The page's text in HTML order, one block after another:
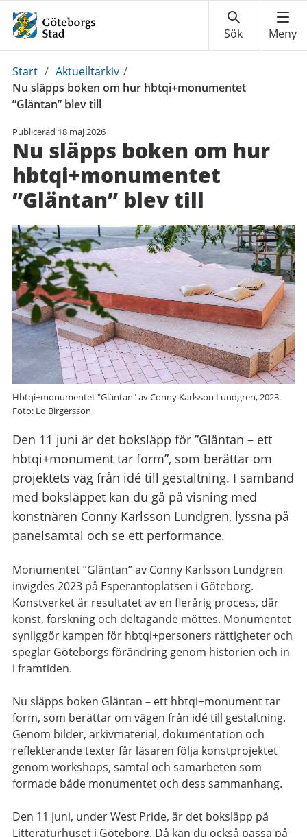
Du
är
här:
Start / Aktuelltarkiv /
Nu släpps boken om hur hbtqi+monumentet
”Gläntan” blev till
Publicerad 18 maj 2026
Nu släpps boken om hur
hbtqi+monumentet
”Gläntan” blev till
Hbtqi+monumentet "Gläntan" av Conny Karlsson Lundgren, 2023.
Foto: Lo Birgersson
Den 11 juni är det boksläpp för ”Gläntan – ett
hbtqi+monument tar form”, som berättar om
projektets väg från idé till gestaltning. I samband
med boksläppet kan du gå på visning med
konstnären Conny Karlsson Lundgren, lyssna på
panelsamtal och se ett performance.
Monumentet ”Gläntan” av Conny Karlsson Lundgren
invigdes 2023 på Esperantoplatsen i Göteborg.
Konstverket är resultatet av en flerårig process, där
konst, forskning och deltagande möttes. Monumentet
synliggör kampen för hbtqi+personers rättigheter och
speglar Göteborgs förändring genom historien och in
i framtiden.
Nu släpps boken Gläntan – ett hbtqi+monument tar
form, som berättar om vägen från idé till gestaltning.
Genom bilder, arkivmaterial, dokumentation och
reflekterande texter får läsaren följa konstprojektet
genom workshops, samtal och samarbeten som
formade både monumentet och dess sammanhang.
Den 11 juni, under West Pride, är det boksläpp på
Litteraturhuset i Göteborg. Då kan du också passa på